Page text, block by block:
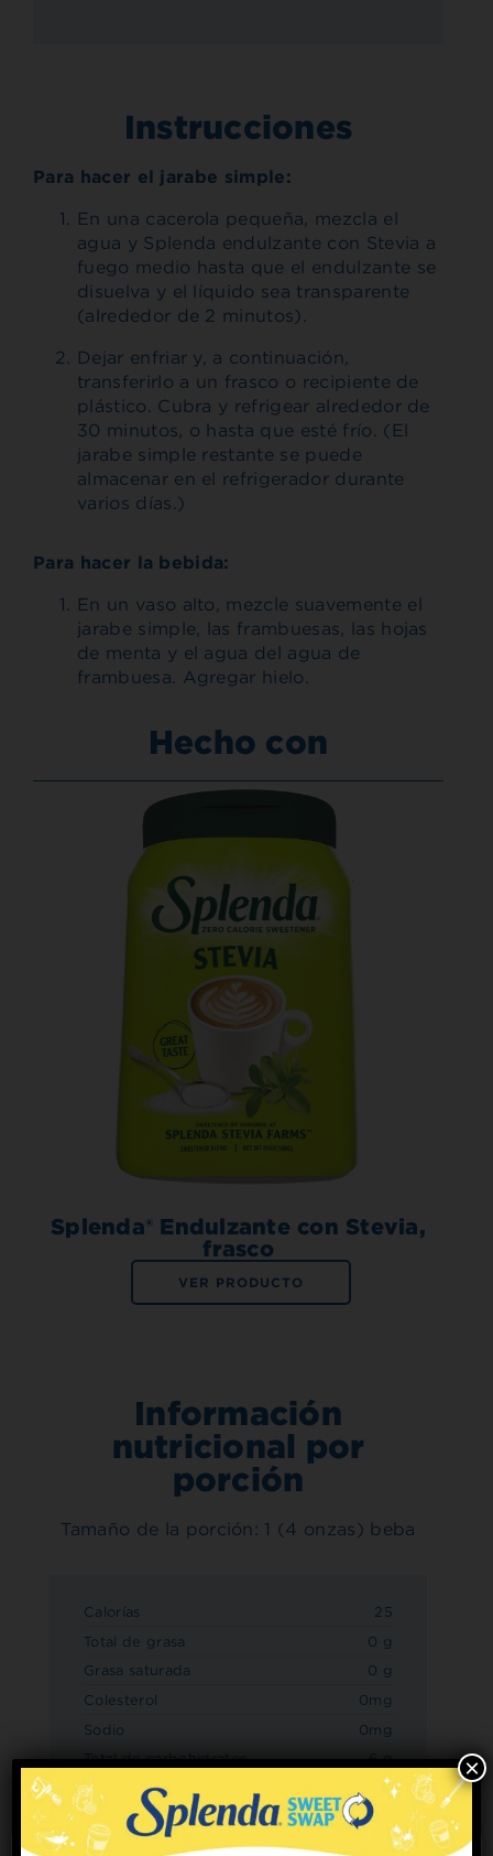
Instrucciones
Para hacer el jarabe simple:
En una cacerola pequeña, mezcla el
agua y Splenda endulzante con Stevia a
fuego medio hasta que el endulzante se
disuelva y el líquido sea transparente
(alrededor de 2 minutos).
Dejar enfriar y, a continuación,
transferirlo a un frasco o recipiente de
plástico. Cubra y refrigear alrededor de
30 minutos, o hasta que esté frío. (El
jarabe simple restante se puede
almacenar en el refrigerador durante
varios días.)
Para hacer la bebida:
En un vaso alto, mezcle suavemente el
jarabe simple, las frambuesas, las hojas
de menta y el agua del agua de
frambuesa. Agregar hielo.
Hecho con
Splenda® Endulzante con Stevia,
frasco
VER PRODUCTO
Información
nutricional por
porción
Tamaño de la porción: 1 (4 onzas) beba
Calorías
25
Total de grasa
0 g
Grasa saturada
0 g
Colesterol
0mg
Sodio
0mg
Total de carbohidratos
6 g
Fibra dietética
0 g
Azúcares
5 g
Proteína
0 g
×